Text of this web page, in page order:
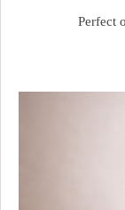
Perfect